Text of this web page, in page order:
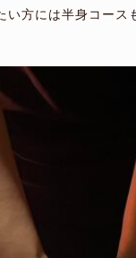
い方には半身コース